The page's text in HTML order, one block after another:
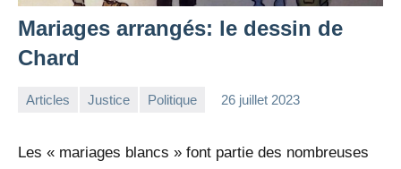
Mariages arrangés: le dessin de
Chard
Articles Justice Politique 26 juillet 2023
Les « mariages blancs » font partie des nombreuses